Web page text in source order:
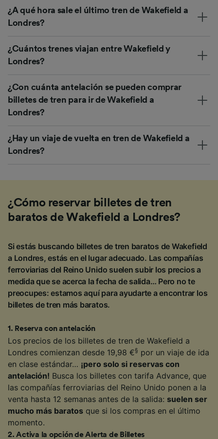
¿A qué hora sale el último tren de Wakefield a
Londres?
¿Cuántos trenes viajan entre Wakefield y
Londres?
¿Con cuánta antelación se pueden comprar
billetes de tren para ir de Wakefield a
Londres?
¿Hay un viaje de vuelta en tren de Wakefield a
Londres?
¿Cómo reservar billetes de tren
baratos de Wakefield a Londres?
Si estás buscando billetes de tren baratos de Wakefield
a Londres, estás en el lugar adecuado. Las compañías
ferroviarias del Reino Unido suelen subir los precios a
medida que se acerca la fecha de salida… Pero no te
preocupes: estamos aquí para ayudarte a encontrar los
billetes de tren más baratos.
1 . Reserva con antelación
Los precios de los billetes de tren de Wakefield a
Londres comienzan desde 19,98 €§ por un viaje de ida
en clase estándar… ¡pero solo si reservas con
antelación! Busca los billetes con tarifa Advance, que
las compañías ferroviarias del Reino Unido ponen a la
venta hasta 12 semanas antes de la salida: suelen ser
mucho más baratos que si los compras en el último
momento.
2.Activa la opción de Alerta de Billetes